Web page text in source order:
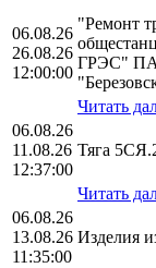
06.08.26
26.08.26
12:00:00
"Ремонт
ГРЭС"
Читать
06.08.26
11.08.26
12:37:00
Тяга
Читать
06.08.26
13.08.26
11:35:00
Изделия